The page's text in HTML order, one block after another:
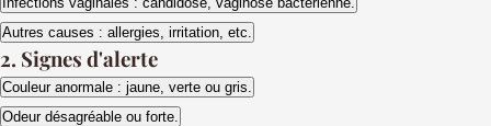
Autres causes : allergies, irritation, etc.
2. Signes d'alerte
Couleur anormale : jaune, verte ou gris.
Odeur désagréable ou forte.